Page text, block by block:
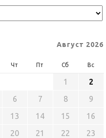
Август 2026
Чт Пт Сб Вс
1
2
6 7 8
9
13 14 15
16
20 21 22
23